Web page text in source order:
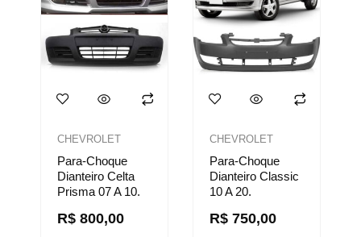
CHEVROLET
Para-Choque
Dianteiro Celta
Prisma 07 A 10.
R$ 800,00
CHEVROLET
Para-Choque
Dianteiro Classic
10 A 20.
R$ 750,00